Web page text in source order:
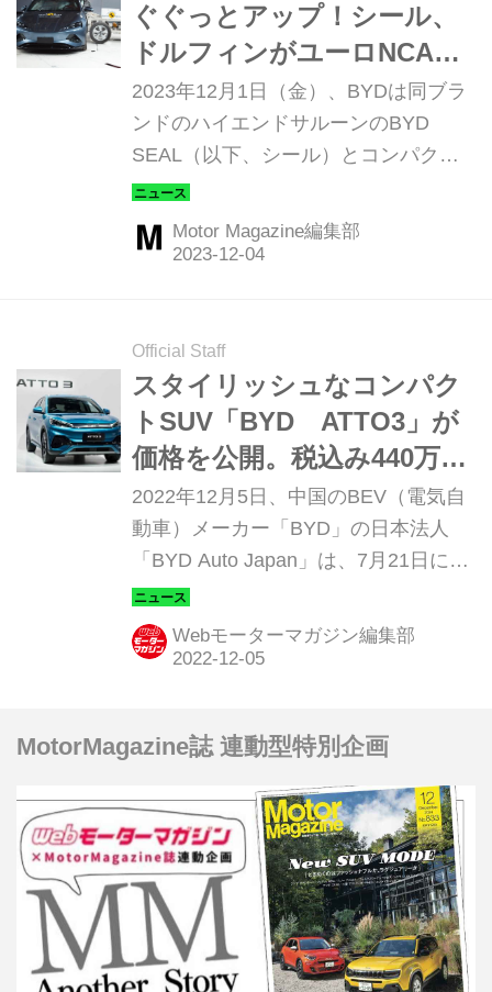
ぐぐっとアップ！シール、
ドルフィンがユーロNCAP
で5つ星を獲得
2023年12月1日（金）、BYDは同ブラ
ンドのハイエンドサルーンのBYD
SEAL（以下、シール）とコンパクト
カーのBYD DOLPHIN（以下、ドルフ
ィン）がEuro NCAP安全性能テストに
おいて最高評価である5つ星を獲得し
Motor Magazine編集部
Official Staff
スタイリッシュなコンパク
トSUV「BYD ATTO3」が
価格を公開。税込み440万円
で2023年1月31日より日本で
発売。
2022年12月5日、中国のBEV（電気自
動車）メーカー「BYD」の日本法人
「BYD Auto Japan」は、7月21日にお
披露目された新型ミドルサイズ電動
SUV「 ATTO 3（アットスリー）」
を、2023年1月31日より車両価格（税
Webモーターマガジン編集部
MotorMagazine誌 連動型特別企画